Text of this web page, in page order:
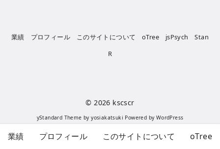
業績 プロフィール このサイトについて oTree jsPsych
Stan
R
© 2026 kscscr
yStandard Theme byyosiakatsuki Powered by WordPress
業績 プロフィール このサイトについて oTree